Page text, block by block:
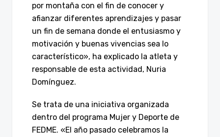
por montaña con el fin de conocer y
afianzar diferentes aprendizajes y pasar
un fin de semana donde el entusiasmo y
motivación y buenas vivencias sea lo
característico», ha explicado la atleta y
responsable de esta actividad, Nuria
Domínguez.
Se trata de una iniciativa organizada
dentro del programa Mujer y Deporte de
FEDME. «El año pasado celebramos la